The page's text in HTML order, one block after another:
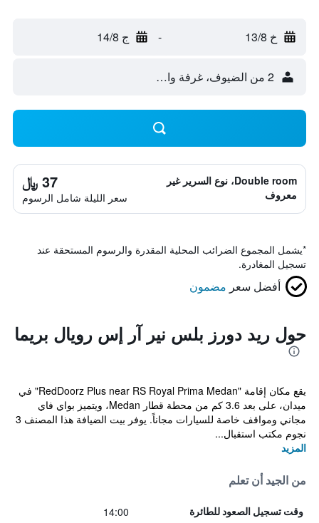
خ 13/8 - ج 14/8
2 من الضيوف، غرفة واحدة
Double room، نوع السرير غير
معروف
37 ﷼
سعر الليلة شامل الرسوم
*يشمل المجموع الضرائب المحلية المقدرة والرسوم المستحقة عند
تسجيل المغادرة.
أفضل سعر مضمون
حول ريد دورز بلس نير آر إس رويال بريما
يقع مكان إقامة "RedDoorz Plus near RS Royal Prima Medan" في
ميدان، على بعد 3.6 كم من محطة قطار Medan، ويتميز بواي فاي
مجاني ومواقف خاصة للسيارات مجاناً. يوفر بيت الضيافة هذا المصنف 3
نجوم مكتب استقبال...
المزيد
من الجيد أن تعلم
وقت تسجيل الصعود للطائرة 14:00